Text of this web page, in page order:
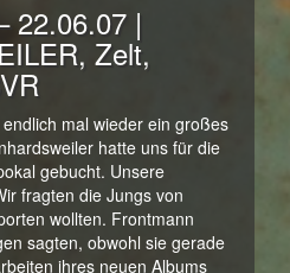
22.06.07 |
Zelt,
mal wieder ein großes
hatte uns für die
gebucht. Unsere
fragten die Jungs von
wollten. Frontmann
sagten, obwohl sie gerade
ihres neuen Albums